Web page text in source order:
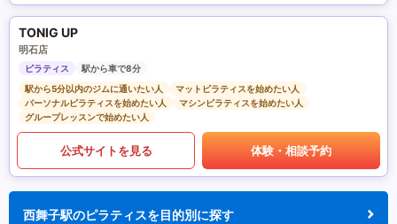
TONIG UP
明石店
ピラティス
駅から車で8分
駅から5分以内のジムに通いたい人
マットピラティスを始めたい人
パーソナルピラティスを始めたい人
マシンピラティスを始めたい人
グループレッスンで始めたい人
公式サイトを見る 体験・相談予約
西舞子駅のピラティスを目的別に探す